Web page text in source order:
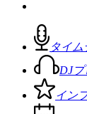
タイ
DJ
イン